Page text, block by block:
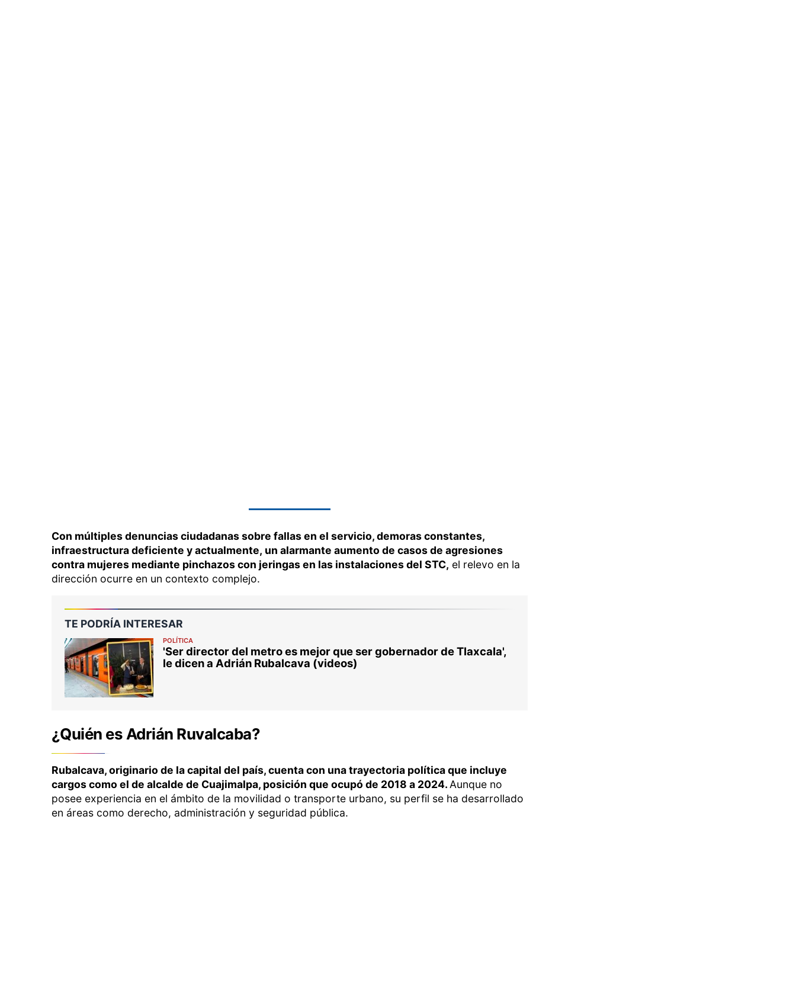
Con múltiples denuncias ciudadanas sobre fallas en el servicio, demoras constantes,
infraestructura deficiente y actualmente, un alarmante aumento de casos de agresiones
contra mujeres mediante pinchazos con jeringas en las instalaciones del STC, el relevo en la
dirección ocurre en un contexto complejo.
TE PODRÍA INTERESAR
POLÍTICA
'Ser director del metro es mejor que ser gobernador de Tlaxcala',
le dicen a Adrián Rubalcava (videos)
¿Quién es Adrián Ruvalcaba?
Rubalcava, originario de la capital del país, cuenta con una trayectoria política que incluye
cargos como el de alcalde de Cuajimalpa, posición que ocupó de 2018 a 2024. Aunque no
posee experiencia en el ámbito de la movilidad o transporte urbano, su perfil se ha desarrollado
en áreas como derecho, administración y seguridad pública.